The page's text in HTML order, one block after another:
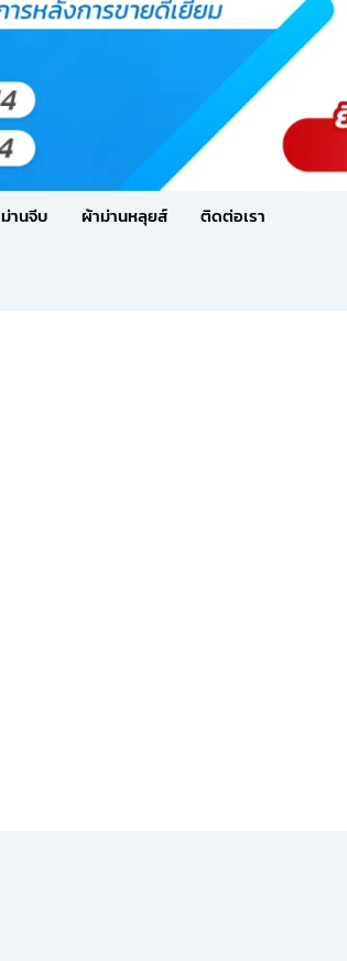
ม่านจีบ ผ้าม่านหลุยส์ ติดต่อเรา